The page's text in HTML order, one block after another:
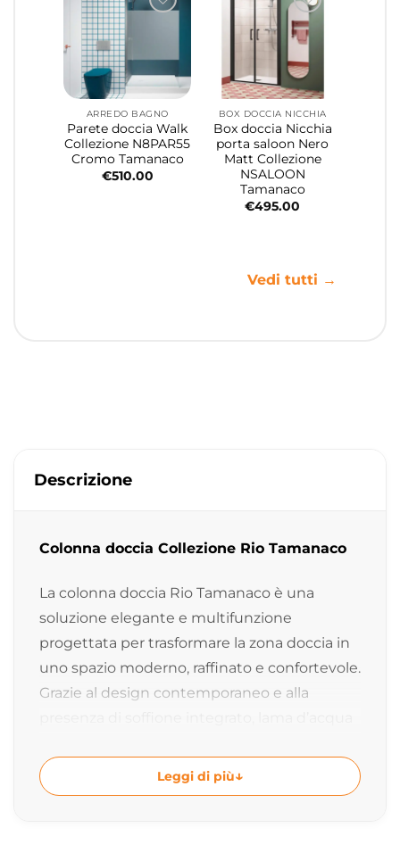
ARREDO BAGNO
Parete doccia Walk
Collezione N8PAR55
Cromo Tamanaco
€510.00
BOX DOCCIA NICCHIA
Box doccia Nicchia
porta saloon Nero
Matt Collezione
NSALOON
Tamanaco
€495.00
Vedi tutti →
Descrizione
Colonna doccia Collezione Rio Tamanaco
La colonna doccia Rio Tamanaco è una
soluzione elegante e multifunzione
progettata per trasformare la zona doccia in
uno spazio moderno, raffinato e confortevole.
Grazie al design contemporaneo e alla
offre un’esperienza wellness completa e
rilassante.
Leggi di più